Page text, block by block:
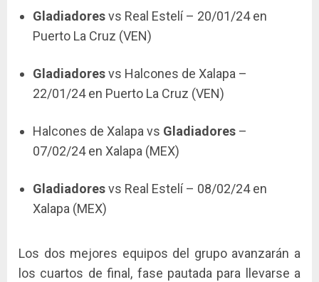
Gladiadoresvs Real Estelí – 20/01/24 en
Puerto La Cruz (VEN)
Gladiadoresvs Halcones de Xalapa –
22/01/24 en Puerto La Cruz (VEN)
Halcones de Xalapa vs Gladiadores –
07/02/24 en Xalapa (MEX)
Gladiadoresvs Real Estelí – 08/02/24 en
Xalapa (MEX)
Los dos mejores equipos del grupo avanzarán a
los cuartos de final, fase pautada para llevarse a